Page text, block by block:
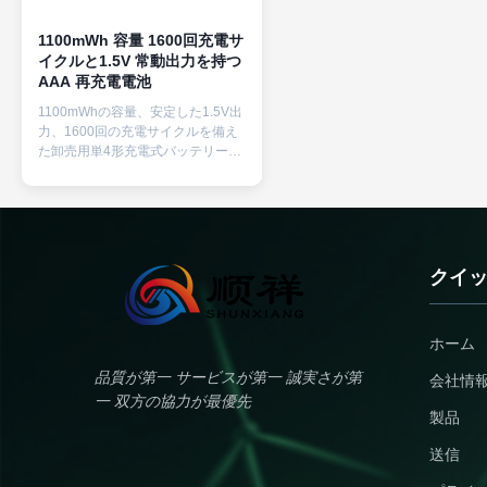
1100mWh 容量 1600回充電サ
イクルと1.5V 常動出力を持つ
AAA 再充電電池
1100mWhの容量、安定した1.5V出
力、1600回の充電サイクルを備え
た卸売用単4形充電式バッテリー、
境に優しい家電製品の使い捨て電
池の代替品です。
品質が第一 サービスが第一 誠実さが第
一 双方の協力が最優先
クイ
ホーム
会社情
製品
送信